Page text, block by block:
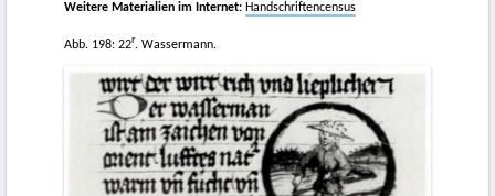
Weitere Materialien im Internet: Handschriftencensus
Abb. 198: 22r. Wassermann.